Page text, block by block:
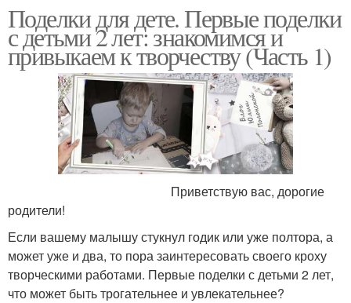
Поделки для дете. Первые поделки
с детьми 2 лет: знакомимся и
привыкаем к творчеству (Часть 1)
Приветствую вас, дорогие
родители!
Если вашему малышу стукнул годик или уже полтора, а
может уже и два, то пора заинтересовать своего кроху
творческими работами. Первые поделки с детьми 2 лет,
что может быть трогательнее и увлекательнее?